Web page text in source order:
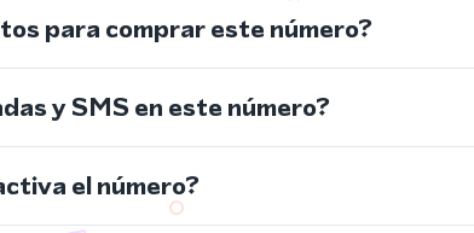
para comprar este número?
y SMS en este número?
el número?